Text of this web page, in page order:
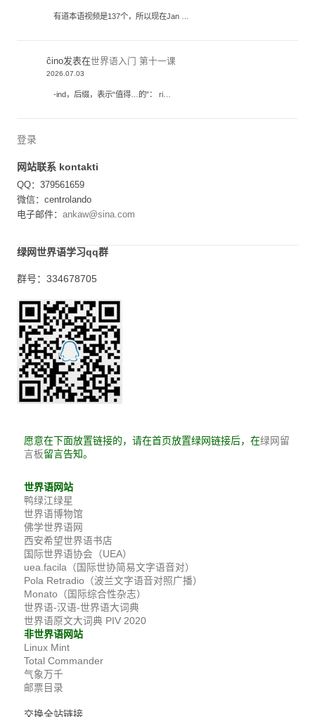
有道本语视频是137个，所以现在Jan …
ĉino发表在世界语入门 第十一课
2026.07.03
-ind，后缀，表示“值得…的”： ri…
登录
网站联系 kontakti
QQ：379561659
微信：centrolando
电子邮件： ankaw@sina.com
绿网世界语学习qq群
群号：334678705
愿意在下面放置链接的，请在首页放置绿网链接后，在绿网留
言板留言告知。
世界语网站
鸭绿江绿星
世界语博物馆
佛学世界语网
西安希望世界语书店
国际世界语协会（UEA）
uea.facila（国际世协简易文字语音对）
Pola Retradio（波兰文字语音对照广播）
Monato（国际综合性杂志）
世界语-汉语-世界语大词典
世界语原文大词典 PIV 2020
非世界语网站
Linux Mint
Total Commander
气象万千
邮票目录
交换全站链接